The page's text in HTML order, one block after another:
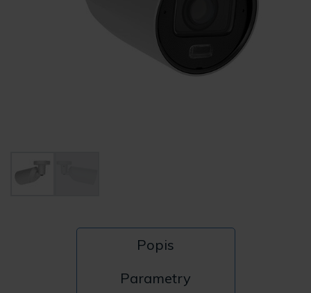
Popis
Parametry